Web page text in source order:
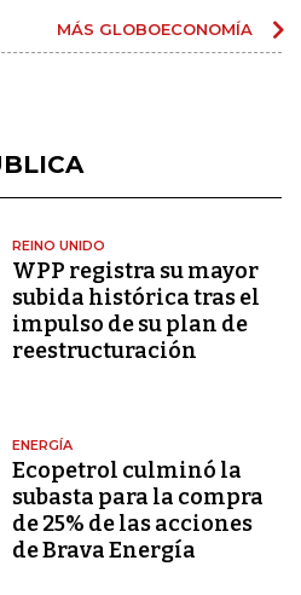
MÁS GLOBOECONOMÍA
REINO UNIDO
WPP registra su mayor
subida histórica tras el
impulso de su plan de
reestructuración
ENERGÍA
Ecopetrol culminó la
subasta para la compra
de 25% de las acciones
de Brava Energía